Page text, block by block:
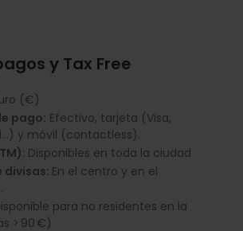
y Tax Free
(€)
pago: Efectivo, tarjeta (Visa,
y móvil (contactless).
Disponibles en toda la ciudad
divisas: En el centro y en el
para no residentes en la
> 90 €)